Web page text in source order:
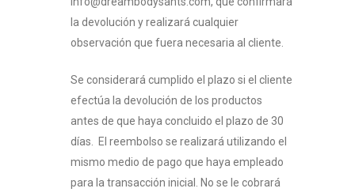
la devolución y realizará cualquier
observación que fuera necesaria al cliente.
Se considerará cumplido el plazo si el cliente
efectúa la devolución de los productos
antes de que haya concluido el plazo de 30
días. El reembolso se realizará utilizando el
mismo medio de pago que haya empleado
para la transacción inicial. No se le cobrará